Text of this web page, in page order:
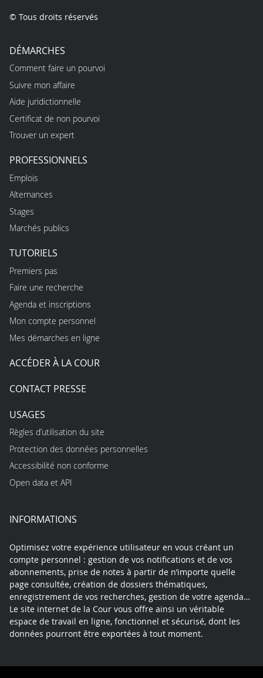
© Tous droits réservés
DÉMARCHES
Comment faire un pourvoi
Suivre mon affaire
Aide juridictionnelle
Certificat de non pourvoi
Trouver un expert
PROFESSIONNELS
Emplois
Alternances
Stages
Marchés publics
TUTORIELS
Premiers pas
Faire une recherche
Agenda et inscriptions
Mon compte personnel
Mes démarches en ligne
ACCÉDER À LA COUR
CONTACT PRESSE
USAGES
Règles d’utilisation du site
Protection des données personnelles
Accessibilité non conforme
Open data et API
INFORMATIONS
Optimisez votre expérience utilisateur en vous créant un
compte personnel : gestion de vos notifications et de vos
abonnements, prise de notes à partir de n’importe quelle
page consultée, création de dossiers thématiques,
enregistrement de vos recherches, gestion de votre agenda…
Le site internet de la Cour vous offre ainsi un véritable
espace de travail en ligne, fonctionnel et sécurisé, dont les
données pourront être exportées à tout moment.